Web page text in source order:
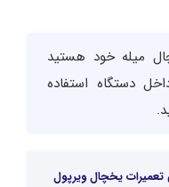
میله خود هستید
دستگاه استفاده
تعمیرات یخچال ویرپول